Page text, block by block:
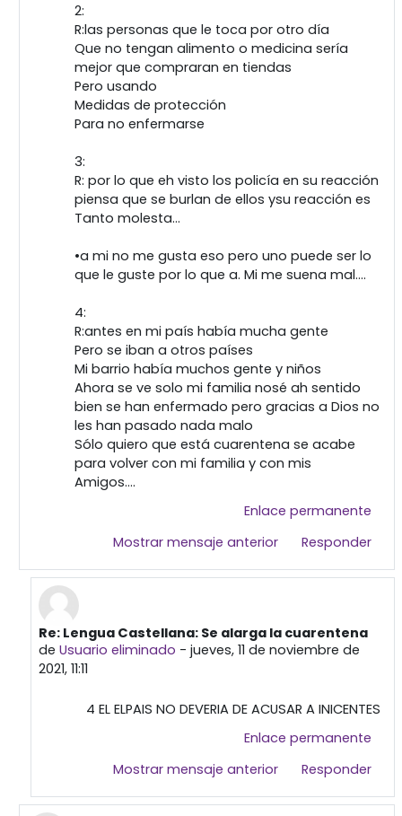
2:
R:las personas que le toca por otro día
Que no tengan alimento o medicina sería
mejor que compraran en tiendas
Pero usando
Medidas de protección
Para no enfermarse
3:
R: por lo que eh visto los policía en su reacción
piensa que se burlan de ellos ysu reacción es
Tanto molesta...
•a mi no me gusta eso pero uno puede ser lo
que le guste por lo que a. Mi me suena mal....
4:
R:antes en mi país había mucha gente
Pero se iban a otros países
Mi barrio había muchos gente y niños
Ahora se ve solo mi familia nosé ah sentido
bien se han enfermado pero gracias a Dios no
les han pasado nada malo
Sólo quiero que está cuarentena se acabe
para volver con mi familia y con mis
Amigos....
Enlace permanente
Mostrar mensaje anterior
Responder
En respuesta a Usuario eliminado
Re: Lengua Castellana: Se alarga la cuarentena
de Usuario eliminado - jueves, 11 de noviembre de
2021, 11:11
4 EL ELPAIS NO DEVERIA DE ACUSAR A INICENTES
Enlace permanente
Mostrar mensaje anterior
Responder